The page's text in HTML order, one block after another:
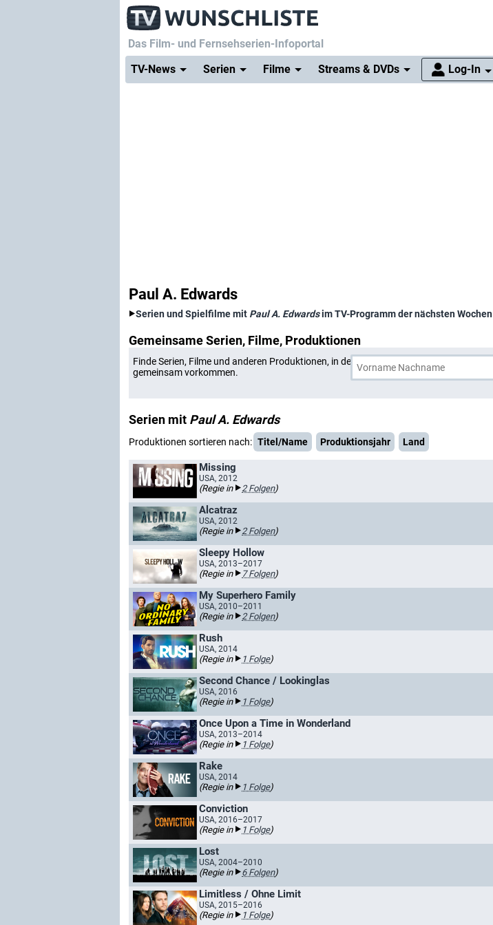
Das Film- und Fernsehserien-Infoportal
TV-News
Serien Filme Streams & DVDs Log-In
Paul A. Edwards
Serien und Spielfilme mit Paul A. Edwardsim TV-Programm der nächsten Wochen
Gemeinsame Serien, Filme, Produktionen
Finde Serien, Filme und anderen Produktionen, in denen Paul A. Edwards
gemeinsam vorkommen.
Serien mit Paul A. Edwards
Produktionen sortieren nach: Titel/Name Produktionsjahr Land
Missing
USA, 2012
(Regie in 2 Folgen)
Alcatraz
USA, 2012
(Regie in 2 Folgen)
Sleepy Hollow
USA, 2013–2017
(Regie in 7 Folgen)
My Superhero Family
USA, 2010–2011
(Regie in 2 Folgen)
Rush
USA, 2014
(Regie in 1 Folge)
Second Chance / Lookinglas
USA, 2016
(Regie in 1 Folge)
Once Upon a Time in Wonderland
USA, 2013–2014
(Regie in 1 Folge)
Rake
USA, 2014
(Regie in 1 Folge)
Conviction
USA, 2016–2017
(Regie in 1 Folge)
Lost
USA, 2004–2010
(Regie in 6 Folgen)
Limitless / Ohne Limit
USA, 2015–2016
(Regie in 1 Folge)